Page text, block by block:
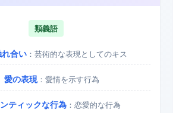
類義語
合い：芸術的な表現としてのキス
愛の表現：愛情を示す行為
ティックな行為：恋愛的な行為